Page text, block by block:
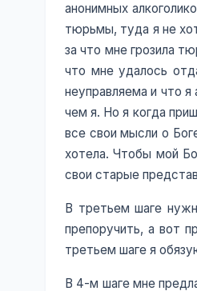
анонимных
тюрьмы, туда я не
за что мне грозила
что мне удалось
неуправляема и что
чем я. Но я когда
все свои мысли о
хотела. Чтобы мой
свои старые
В третьем шаге
препоручить, а вот
третьем шаге я
В 4-м шаге мне